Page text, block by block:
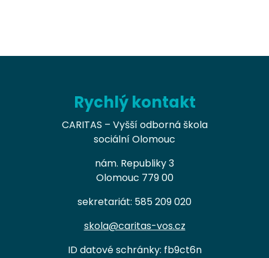
Rychlý kontakt
CARITAS – Vyšší odborná škola
sociální Olomouc
nám. Republiky 3
Olomouc 779 00
sekretariát: 585 209 020
skola@caritas-vos.cz
ID datové schránky: fb9ct6n